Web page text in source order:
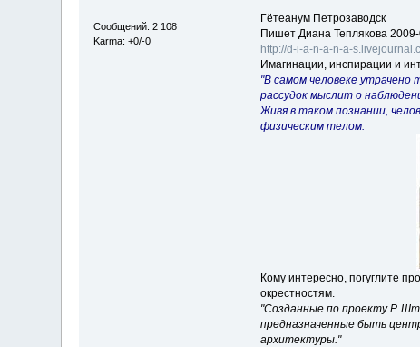
Сообщений: 2 108
Karma: +0/-0
Гётеанум Петрозаводск
Пишет Диана Теплякова
http://d-i-a-n-a-n-a-
Имагинации, инспирации и
"В самом человеке
рассудок мыслит о
Живя в таком познании,
физическим телом.
Кому интересно, погуглите
окрестностям.
"Созданные по проекту Р.
предназначенные быть
архитектуры."